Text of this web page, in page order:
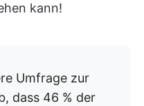
kann!
Umfrage zur
dass 46 % der